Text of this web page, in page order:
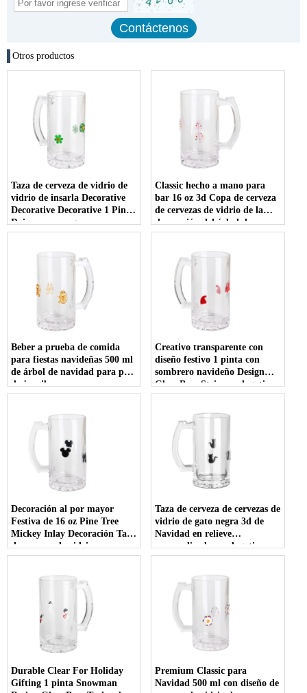
Otros productos
Taza de cerveza de vidrio de
vidrio de insarla Decorative
Decorative Decorative 1 Pint
Daisy con mango
Classic hecho a mano para
bar 16 oz 3d Copa de cerveza
de cervezas de vidrio de la
decoración del árbol de
Navidad con logotipo
Beber a prueba de comida
para fiestas navideñas 500 ml
de árbol de navidad para pan
de jengibre.
Creativo transparente con
diseño festivo 1 pinta con
sombrero navideño Design
Glass Beer Stein con logotipo
personalizado
Decoración al por mayor
Festiva de 16 oz Pine Tree
Mickey Inlay Decoración Taza
de cerveza de vidrio con
mango
Taza de cerveza de cervezas de
vidrio de gato negra 3d de
Navidad en relieve
personalizada con logotipo
personalizado
Durable Clear For Holiday
Gifting 1 pinta Snowman
Premium Classic para
Navidad 500 ml con diseño de